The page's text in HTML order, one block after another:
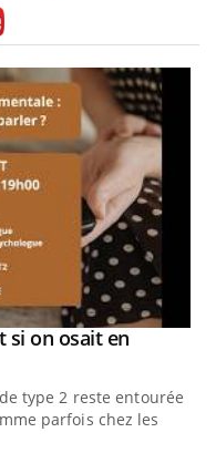
si on osait en
type 2 reste entourée
parfois chez les